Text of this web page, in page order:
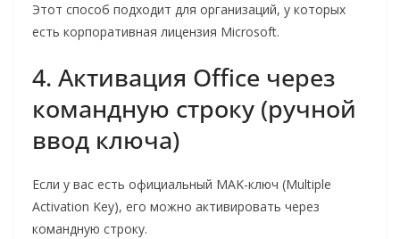
Этот способ подходит для организаций, у которых
есть корпоративная лицензия Microsoft.
4. Активация Office через
командную строку (ручной
ввод ключа)
Если у вас есть официальный MAK-ключ (Multiple
Activation Key), его можно активировать через
командную строку.